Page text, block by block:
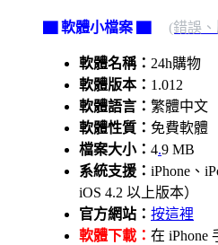
▇ 軟體小檔案 ▇ (錯誤
軟體名稱： 24h購物
軟體版本： 1.012
軟體語言： 繁體中文
軟體性質： 免費軟體
檔案大小： 4.9 MB
系統支援： iPhone、
iOS 4.2 以上版本）
官方網站： 按這裡
軟體下載： 在 iPhone